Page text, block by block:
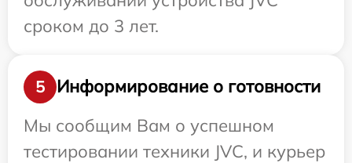
сроком до 3 лет.
5
Информирование о готовности
Мы сообщим Вам о успешном
тестировании техники JVC, и курьер